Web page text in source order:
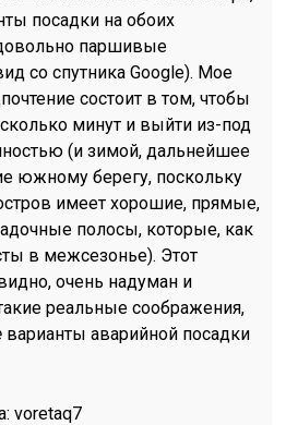
посадки на обоих
паршивые
со спутника Google). Мое
состоит в том, чтобы
минут и выйти из-под
(и зимой, дальнейшее
южному берегу, поскольку
имеет хорошие, прямые,
полосы, которые, как
в межсезонье). Этот
очень надуман и
реальные соображения,
варианты аварийной посадки
voretaq7